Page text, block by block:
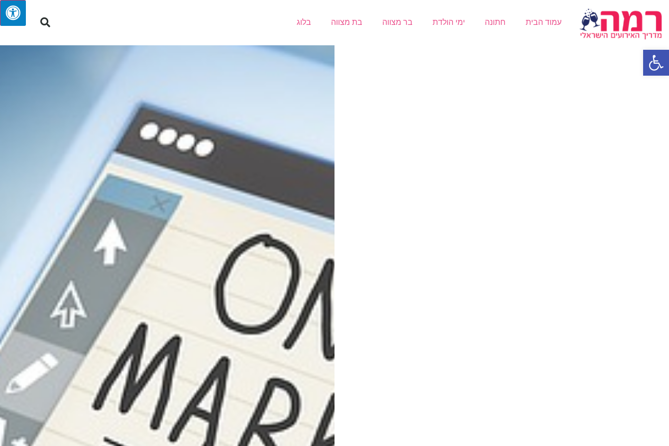
פתח סרגל נגישות
עמוד הבית חתונה ימי הולדת בר מצווה בת מצווה בלוג